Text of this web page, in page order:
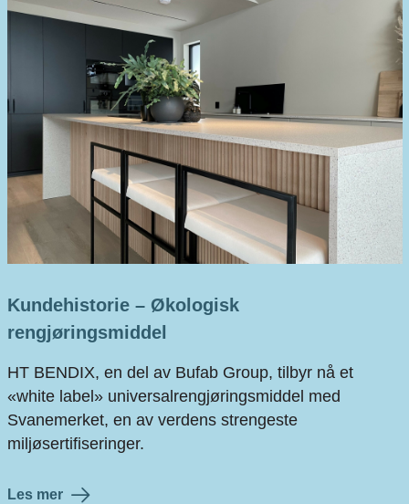
Kundehistorie – Økologisk
rengjøringsmiddel
HT BENDIX, en del av Bufab Group, tilbyr nå et
«white label» universalrengjøringsmiddel med
Svanemerket, en av verdens strengeste
miljøsertifiseringer.
Les mer